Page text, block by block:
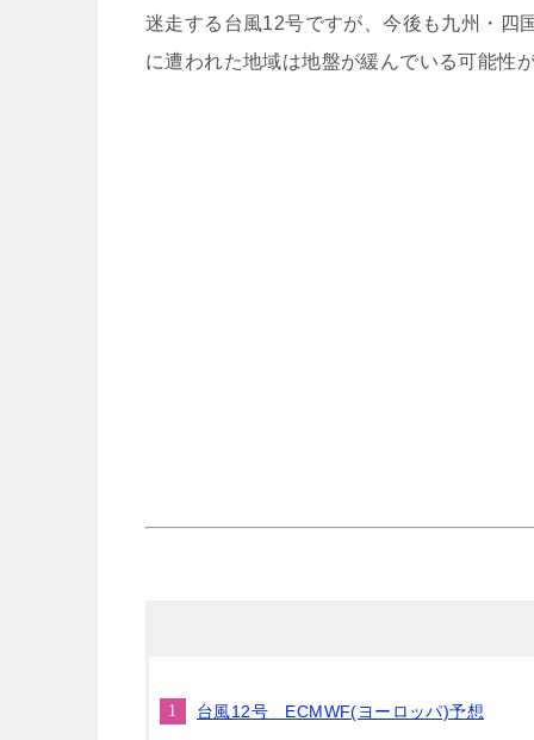
迷走する台風12号ですが、今後も九州・四
に遭われた地域は地盤が緩んでいる可能性
台風12号 ECMWF(ヨーロッパ)予想